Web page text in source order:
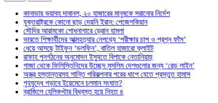
কানাডায় ভয়াবহ দাবানল, ২০ হাজারের মানুষকে সরানোর নির্দেশ
যুক্তরাষ্ট্রকে কোনো ছাড় দেয়নি ইরান: পেজেশকিয়ান
সৌদির আরামকো শোধনাগারে ড্রোন হামলা
ভারতে শিক্ষার্থীদের আত্মহত্যার নেপথ্যে ‘পরীক্ষার চাপ ও প্রশ্ন ফাঁস’
ধেয়ে আসছে টাইফুন ‘ডলফিন’, বাতিল হাজারো ফ্লাইট
রাফাহ পুনর্গঠনের অনুমোদন ইস্যুতে বিপাকে নেতানিয়াহু
গাজা থেকে ফিলিস্তিনিদের উচ্ছেদ মুসলিম দেশগুলোর জন্য ‘রেড লাইন’
অস্ত্র হস্তান্তরসহ শান্তি পরিকল্পনার পরের ধাপে যেতে প্রস্তুত হামাস
গৃহযুদ্ধে গড়াবে ইয়েমেনে চলমান সংঘাত?
ব্রাজিলে হেলিকপ্টার বিধ্বস্ত হয়ে নিহত ৪